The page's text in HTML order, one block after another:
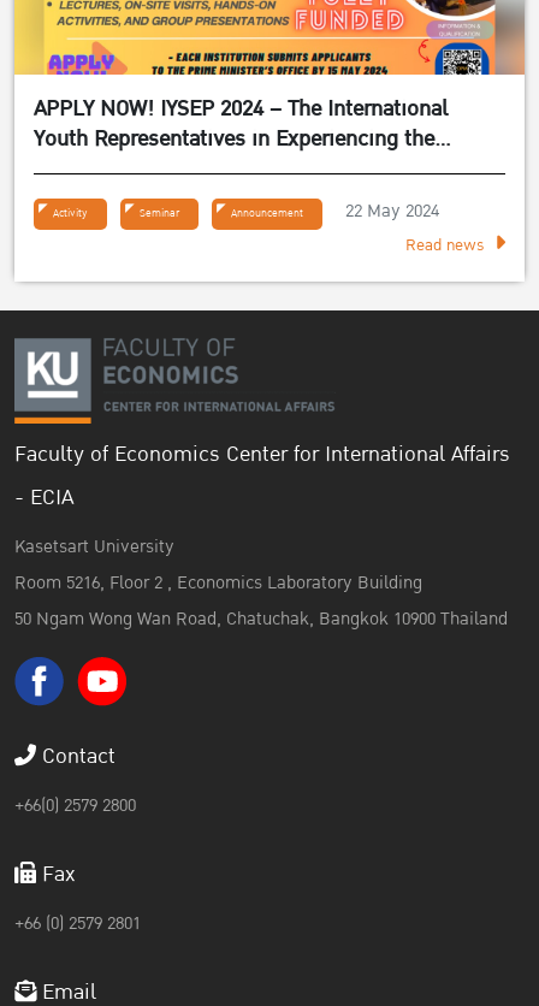
APPLY NOW! IYSEP 2024 – The International
Youth Representatives in Experiencing the
Sufficiency Economy Philosophy 2024
Activity Seminar Announcement 22 May 2024
Read news
Faculty of Economics Center for International Affairs
- ECIA
Kasetsart University
Room 5216, Floor 2 , Economics Laboratory Building
50 Ngam Wong Wan Road, Chatuchak, Bangkok 10900 Thailand
Contact
+66(0) 2579 2800
Fax
+66 (0) 2579 2801
Email